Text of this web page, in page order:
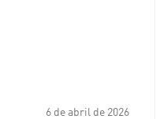
6 de abril de 2026